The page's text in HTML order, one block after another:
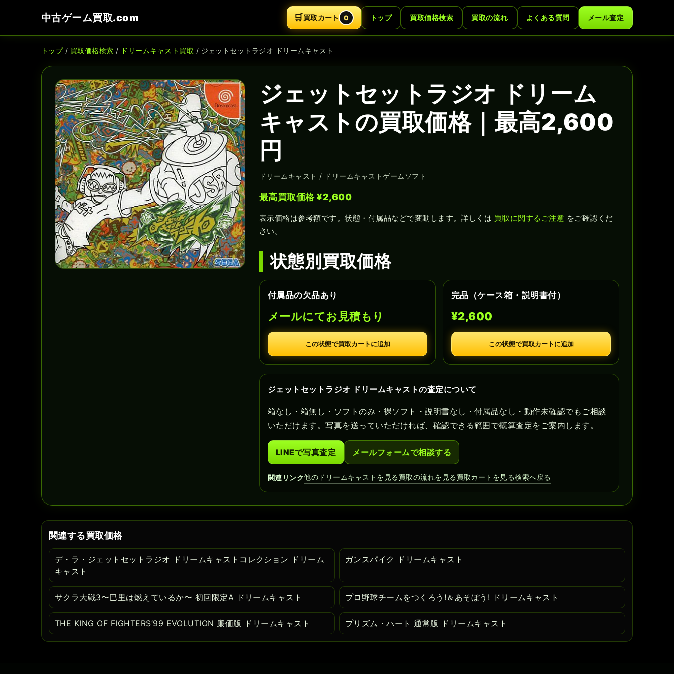
中古ゲーム買取.com 🛒買取カート 0 トップ 買取価格検索 買取の流れ よくある質問 メール査定
トップ/ 買取価格検索 / ドリームキャスト買取 / ジェットセットラジオ ドリームキャスト
ジェットセットラジオ ドリーム
キャストの買取価格｜最高2,600
円
ドリームキャスト / ドリームキャストゲームソフト
最高買取価格 ¥2,600
表示価格は参考額です。状態・付属品などで変動します。詳しくは 買取に関するご注意 をご確認くだ
さい。
状態別買取価格
付属品の欠品あり
メールにてお見積もり
この状態で買取カートに追加
完品（ケース箱・説明書付）
¥2,600
この状態で買取カートに追加
ジェットセットラジオ ドリームキャストの査定について
箱なし・箱無し・ソフトのみ・裸ソフト・説明書なし・付属品なし・動作未確認でもご相談
いただけます。写真を送っていただければ、確認できる範囲で概算査定をご案内します。
LINEで写真査定 メールフォームで相談する
関連リンク他のドリームキャストを見る買取の流れを見る買取カートを見る検索へ戻る
関連する買取価格
デ・ラ・ジェットセットラジオ ドリームキャストコレクション ドリーム
キャスト
ガンスパイク ドリームキャスト
サクラ大戦3〜巴里は燃えているか〜 初回限定A ドリームキャスト プロ野球チームをつくろう!＆あそぼう! ドリームキャスト
THE KING OF FIGHTERS’99 EVOLUTION 廉価版 ドリームキャスト プリズム・ハート 通常版 ドリームキャスト